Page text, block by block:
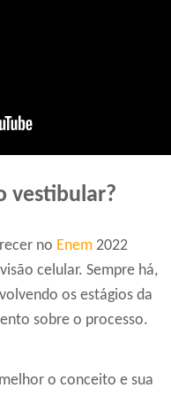
vestibular?
no Enem 2022
celular. Sempre há,
os estágios da
sobre o processo.
o conceito e sua